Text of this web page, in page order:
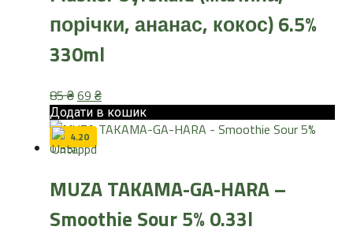
порічки, ананас, кокос) 6.5%
330ml
85₴Оригінальна
ціна:
85 ₴.
69 ₴Поточна
ціна:
69 ₴.
Додати в кошик
4.20
MUZA TAKAMA-GA-HARA –
Smoothie Sour 5% 0.33l